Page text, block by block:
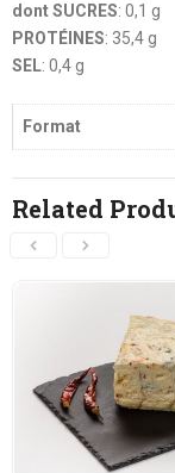
dont SUCRES: 0,1 g
PROTÉINES: 35,4 g
SEL: 0,4 g
Format
Related